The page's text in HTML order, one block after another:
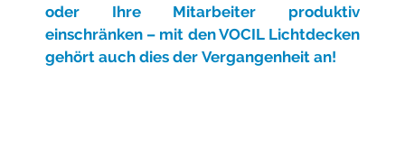
oder Ihre Mitarbeiter produktiv
einschränken – mit den VOCIL Lichtdecken
gehört auch dies der Vergangenheit an!